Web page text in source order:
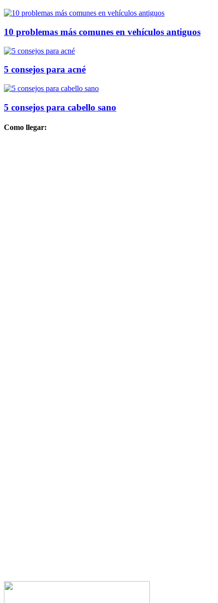
10 problemas más comunes en vehículos antiguos
5 consejos para acné
5 consejos para cabello sano
Como llegar: